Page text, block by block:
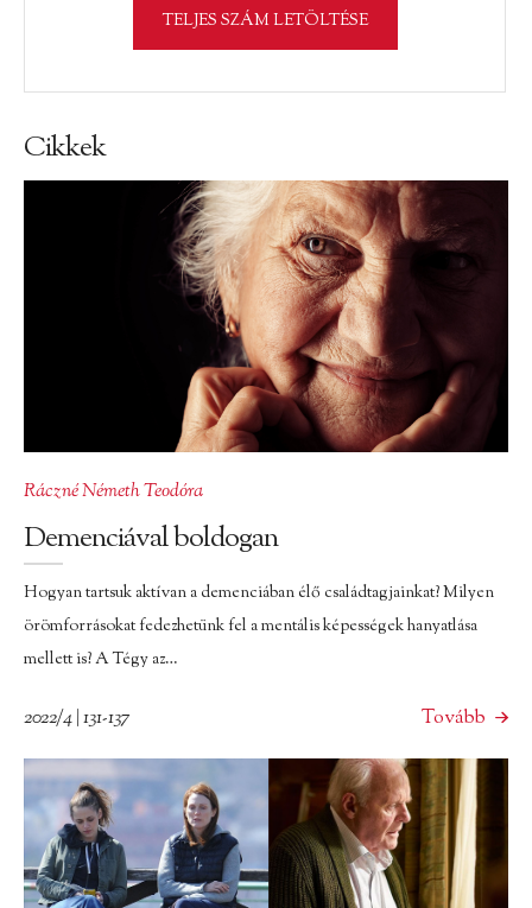
TELJES SZÁM LETÖLTÉSE
Cikkek
Ráczné Németh Teodóra
Demenciával boldogan
Hogyan tartsuk aktívan a demenciában élő családtagjainkat? Milyen
örömforrásokat fedezhetünk fel a mentális képességek hanyatlása
mellett is? A Tégy az…
2022/4 | 131-137 Tovább